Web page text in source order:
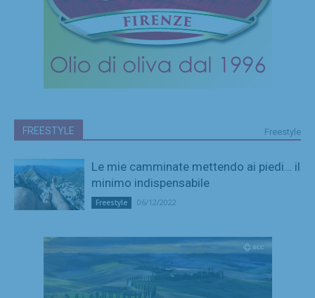
FREESTYLE Freestyle
Le mie camminate mettendo ai piedi… il
minimo indispensabile
Freestyle 06/12/2022